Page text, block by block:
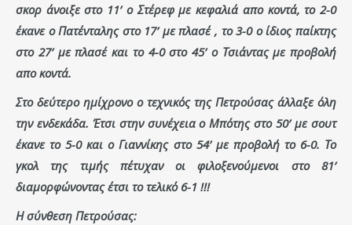
σκορ άνοιξε στο 11’ ο Στέρεφ με κεφαλιά απο κοντά, το 2-0
έκανε ο Πατένταλης στο 17’ με πλασέ , το 3-0 ο ίδιος παίκτης
στο 27’ με πλασέ και το 4-0 στο 45’ ο Τσιάντας με προβολή
απο κοντά.
Στο δεύτερο ημίχρονο ο τεχνικός της Πετρούσας άλλαξε όλη
την ενδεκάδα. Έτσι στην συνέχεια ο Μπότης στο 50’ με σουτ
έκανε το 5-0 και ο Γιαννίκης στο 54’ με προβολή το 6-0. Το
γκολ της τιμής πέτυχαν οι φιλοξενούμενοι στο 81’
διαμορφώνοντας έτσι το τελικό 6-1 !!!
Η σύνθεση Πετρούσας: